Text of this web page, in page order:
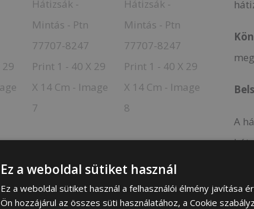
A
A
Ez a weboldal sütiket használ
Ez a weboldal sütiket használ a felhasználói élmény javítása
Ön hozzájárul az összes süti használatához, a Cookie